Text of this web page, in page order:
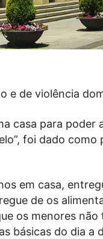
e de violência
casa para poder
foi dado como
em casa,
de os
os menores não
básicas do dia a